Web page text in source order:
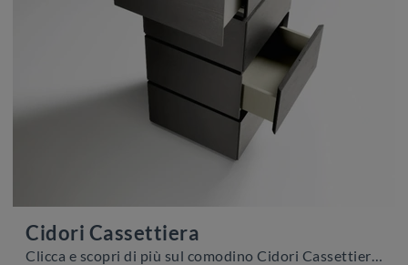
Cidori Cassettiera
Clicca e scopri di più sul comodino Cidori Cassettiera: Comodini e mobili con cassetti di Sangiacomo sono ideali per spazi moderni.